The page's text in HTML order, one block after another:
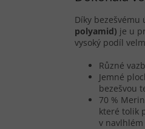
Díky
polyamid) je u
vysoký podíl
Různé
Jemné
bezešvou
70 %
které tolik
v navlhlém